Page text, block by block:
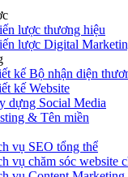
lược thương hiệu
lược Digital
kế Bộ nhận diện
kế Website
dựng Social Media
& Tên miền
vụ SEO tổng thể
vụ chăm sóc website